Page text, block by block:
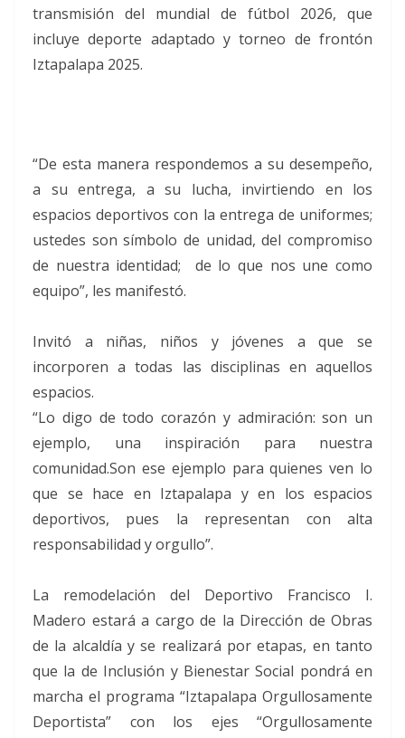
transmisión del mundial de fútbol 2026, que
incluye deporte adaptado y torneo de frontón
Iztapalapa 2025.
“De esta manera respondemos a su desempeño,
a su entrega, a su lucha, invirtiendo en los
espacios deportivos con la entrega de uniformes;
ustedes son símbolo de unidad, del compromiso
de nuestra identidad; de lo que nos une como
equipo”, les manifestó.
Invitó a niñas, niños y jóvenes a que se
incorporen a todas las disciplinas en aquellos
espacios.
“Lo digo de todo corazón y admiración: son un
ejemplo, una inspiración para nuestra
comunidad.Son ese ejemplo para quienes ven lo
que se hace en Iztapalapa y en los espacios
deportivos, pues la representan con alta
responsabilidad y orgullo”.
La remodelación del Deportivo Francisco I.
Madero estará a cargo de la Dirección de Obras
de la alcaldía y se realizará por etapas, en tanto
que la de Inclusión y Bienestar Social pondrá en
marcha el programa “Iztapalapa Orgullosamente
Deportista” con los ejes “Orgullosamente